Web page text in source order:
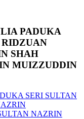
PADUKA
RIDZUAN
SHAH
MUIZZUDDIN
SERI SULTAN
NAZRIN